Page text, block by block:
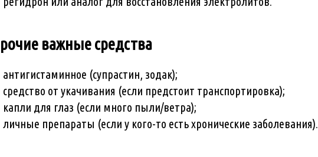
важные средства
антигистаминное (супрастин, зодак);
средство от укачивания (если предстоит транспортировка);
капли для глаз (если много пыли/ветра);
личные препараты (если у кого-то есть хронические заболевания).